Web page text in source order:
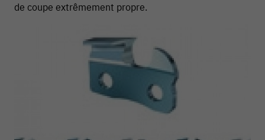
de coupe extrêmement propre.